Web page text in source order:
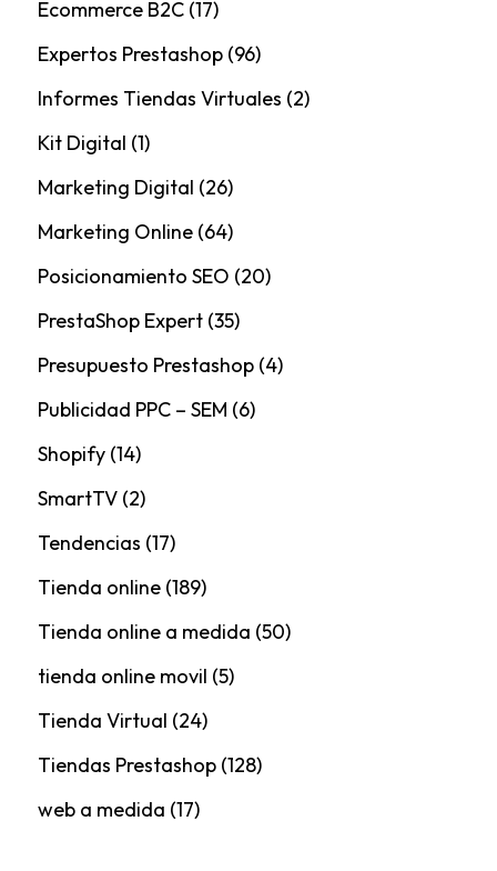
Ecommerce B2C(17)
Expertos Prestashop(96)
Informes Tiendas Virtuales (2)
Kit Digital (1)
Marketing Digital (26)
Marketing Online(64)
Posicionamiento SEO (20)
PrestaShop Expert(35)
Presupuesto Prestashop(4)
Publicidad PPC – SEM (6)
Shopify(14)
SmartTV(2)
Tendencias (17)
Tienda online(189)
Tienda online a medida (50)
tienda online movil (5)
Tienda Virtual (24)
Tiendas Prestashop(128)
web a medida (17)